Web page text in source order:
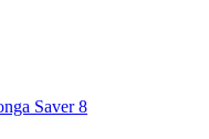
Saver 8